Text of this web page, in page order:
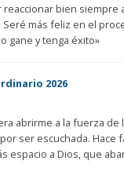
reaccionar bien siempre
más feliz en el
gane y tenga éxito»
2026
abrirme a la fuerza de
ser escuchada. Hace
espacio a Dios, que